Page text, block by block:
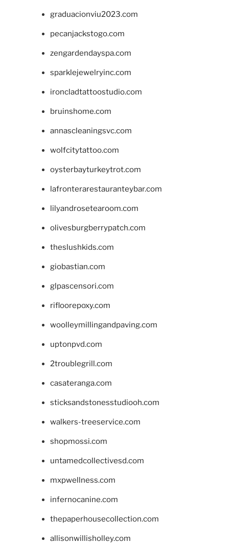
graduacionviu2023.com
pecanjackstogo.com
zengardendayspa.com
sparklejewelryinc.com
ironcladtattoostudio.com
bruinshome.com
annascleaningsvc.com
wolfcitytattoo.com
oysterbayturkeytrot.com
lafronterarestauranteybar.com
lilyandrosetearoom.com
olivesburgberrypatch.com
theslushkids.com
giobastian.com
glpascensori.com
rifloorepoxy.com
woolleymillingandpaving.com
uptonpvd.com
2troublegrill.com
casateranga.com
sticksandstonesstudiooh.com
walkers-treeservice.com
shopmossi.com
untamedcollectivesd.com
mxpwellness.com
infernocanine.com
thepaperhousecollection.com
allisonwillisholley.com